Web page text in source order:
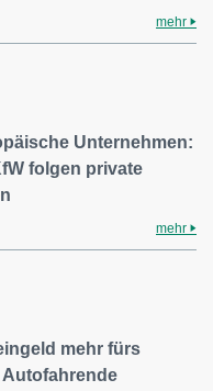
mehr
Unternehmen:
folgen private
mehr
mehr fürs
Autofahrende